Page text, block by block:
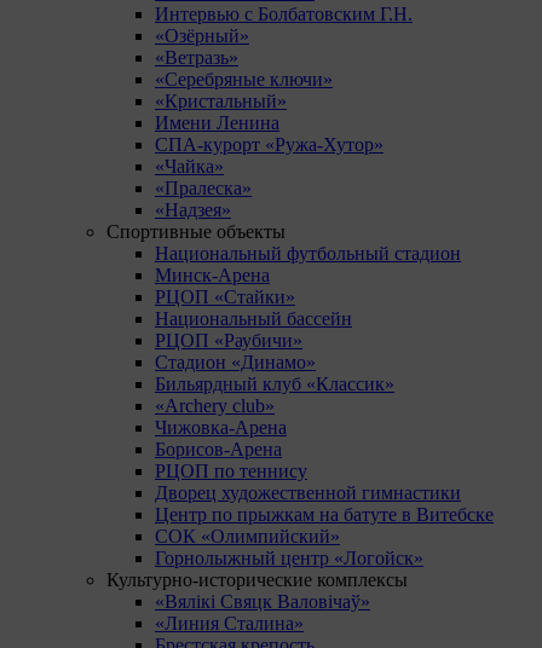
Интервью с Болбатовским Г.Н.
«Озёрный»
«Ветразь»
«Серебряные ключи»
«Кристальный»
Имени Ленина
СПА-курорт «Ружа-Хутор»
«Чайка»
«Пралеска»
«Надзея»
Спортивные объекты
Национальный футбольный стадион
Минск-Арена
РЦОП «Стайки»
Национальный бассейн
РЦОП «Раубичи»
Стадион «Динамо»
Бильярдный клуб «Классик»
«Archery club»
Чижовка-Арена
Борисов-Арена
РЦОП по теннису
Дворец художественной гимнастики
Центр по прыжкам на батуте в Витебске
СОК «Олимпийский»
Горнолыжный центр «Логойск»
Культурно-исторические комплексы
«Вялікі Свяцк Валовічаў»
«Линия Сталина»